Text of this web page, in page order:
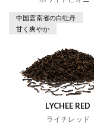
中国雲南省の白牡丹
甘く爽やか
LYCHEE RED
ライチレッド